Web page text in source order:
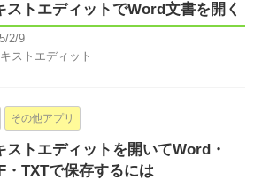
ストエディットでWord文書を開く
2/9
ストエディット
その他アプリ
ストエディットを開いてWord・
・TXTで保存するには